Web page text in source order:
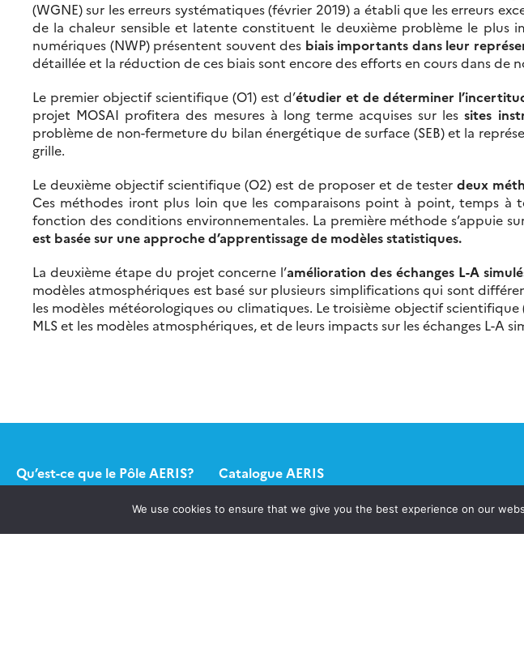
(WGNE) sur les erreurs systématiques (février 2019) a établi que les erreurs
de la chaleur sensible et latente constituent le deuxième problème le plus
numériques (NWP) présentent souvent des biais importants dans leur
détaillée et la réduction de ces biais sont encore des efforts en cours dans
Le premier objectif scientifique (O1) est d’étudier et de déterminer
projet MOSAI profitera des mesures à long terme acquises sur lessites
problème de non-fermeture du bilan énergétique de surface (SEB) et la
grille.
Le deuxième objectif scientifique (O2) est de proposer et de testerdeux
Ces méthodes iront plus loin que les comparaisons point à point, temps à
fonction des conditions environnementales. La première méthode s’appuie
est basée sur une approche d’apprentissage de modèles statistiques.
La deuxième étape du projet concerne l’amélioration des échanges L-A
modèles atmosphériques est basé sur plusieurs simplifications qui sont
les modèles météorologiques ou climatiques. Le troisième objectif
MLS et les modèles atmosphériques, et de leurs impacts sur les échanges L-A
Qu’est-ce que le Pôle AERIS? Catalogue AERIS
Formulaire appel à projets
We use cookies to ensure that we give you the best experience on our